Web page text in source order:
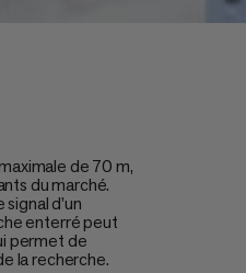
de 70 m,
du marché.
d’un
enterré peut
permet de
la recherche.